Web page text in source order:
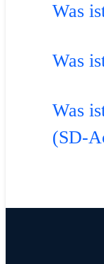
Was
Was
Was
(SD-